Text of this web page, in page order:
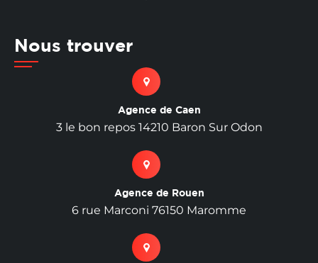
Nous trouver
Agence de Caen
3 le bon repos 14210 Baron Sur Odon
Agence de Rouen
6 rue Marconi 76150 Maromme